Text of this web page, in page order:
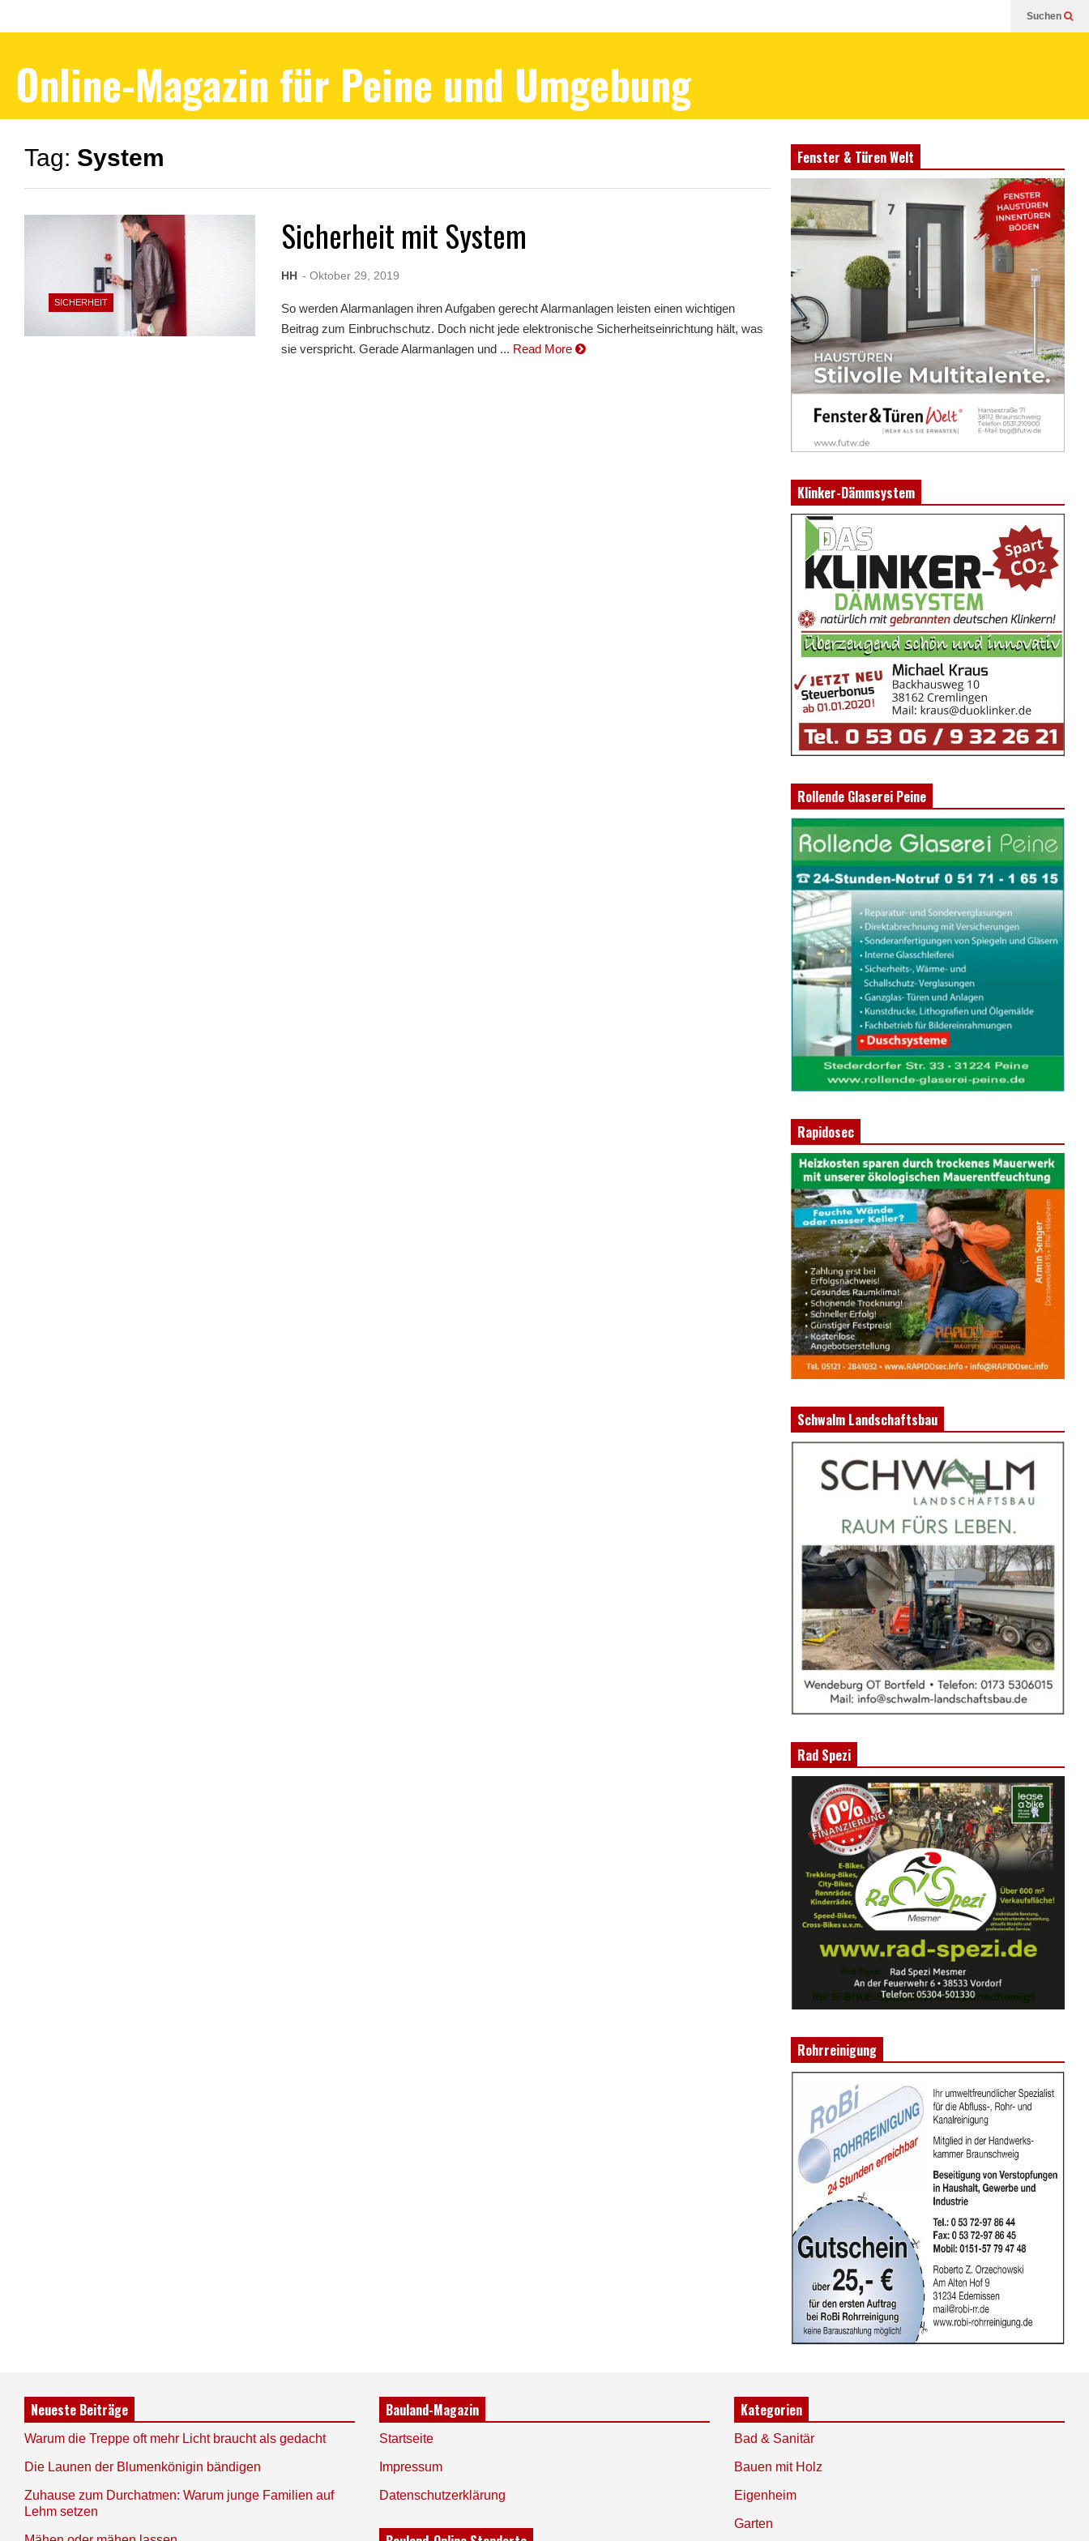
Suchen
Online-Magazin für Peine und Umgebung
Tag: System
SICHERHEIT
Sicherheit mit System
HH - Oktober 29, 2019
So werden Alarmanlagen ihren Aufgaben gerecht Alarmanlagen leisten einen wichtigen
Beitrag zum Einbruchschutz. Doch nicht jede elektronische Sicherheitseinrichtung hält, was
sie verspricht. Gerade Alarmanlagen und ... Read More
Fenster & Türen Welt
Klinker-Dämmsystem
Rollende Glaserei Peine
Rapidosec
Schwalm Landschaftsbau
Rad Spezi
Rohrreinigung
Neueste Beiträge
Warum die Treppe oft mehr Licht braucht als gedacht
Die Launen der Blumenkönigin bändigen
Zuhause zum Durchatmen: Warum junge Familien auf
Lehm setzen
Bauland-Magazin
Startseite
Impressum
Datenschutzerklärung
Kategorien
Bad & Sanitär
Bauen mit Holz
Eigenheim
Garten